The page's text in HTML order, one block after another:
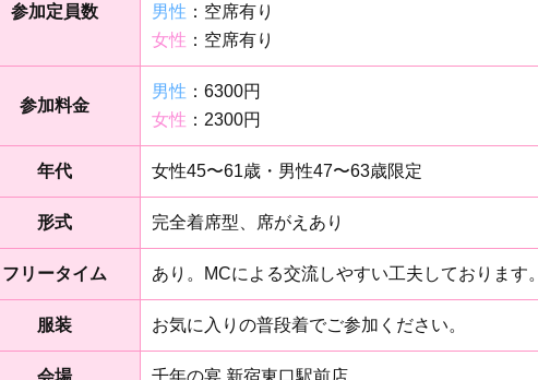
参加定員数
男性 ：空席有り
女性 ：空席有り
参加料金
男性 ：6300円
女性 ：2300円
年代 女性45〜61歳・男性47〜63歳限定
形式 完全着席型、席がえあり
フリータイム あり。MCによる交流しやすい工夫しております。
服装 お気に入りの普段着でご参加ください。
会場 千年の宴 新宿東口駅前店